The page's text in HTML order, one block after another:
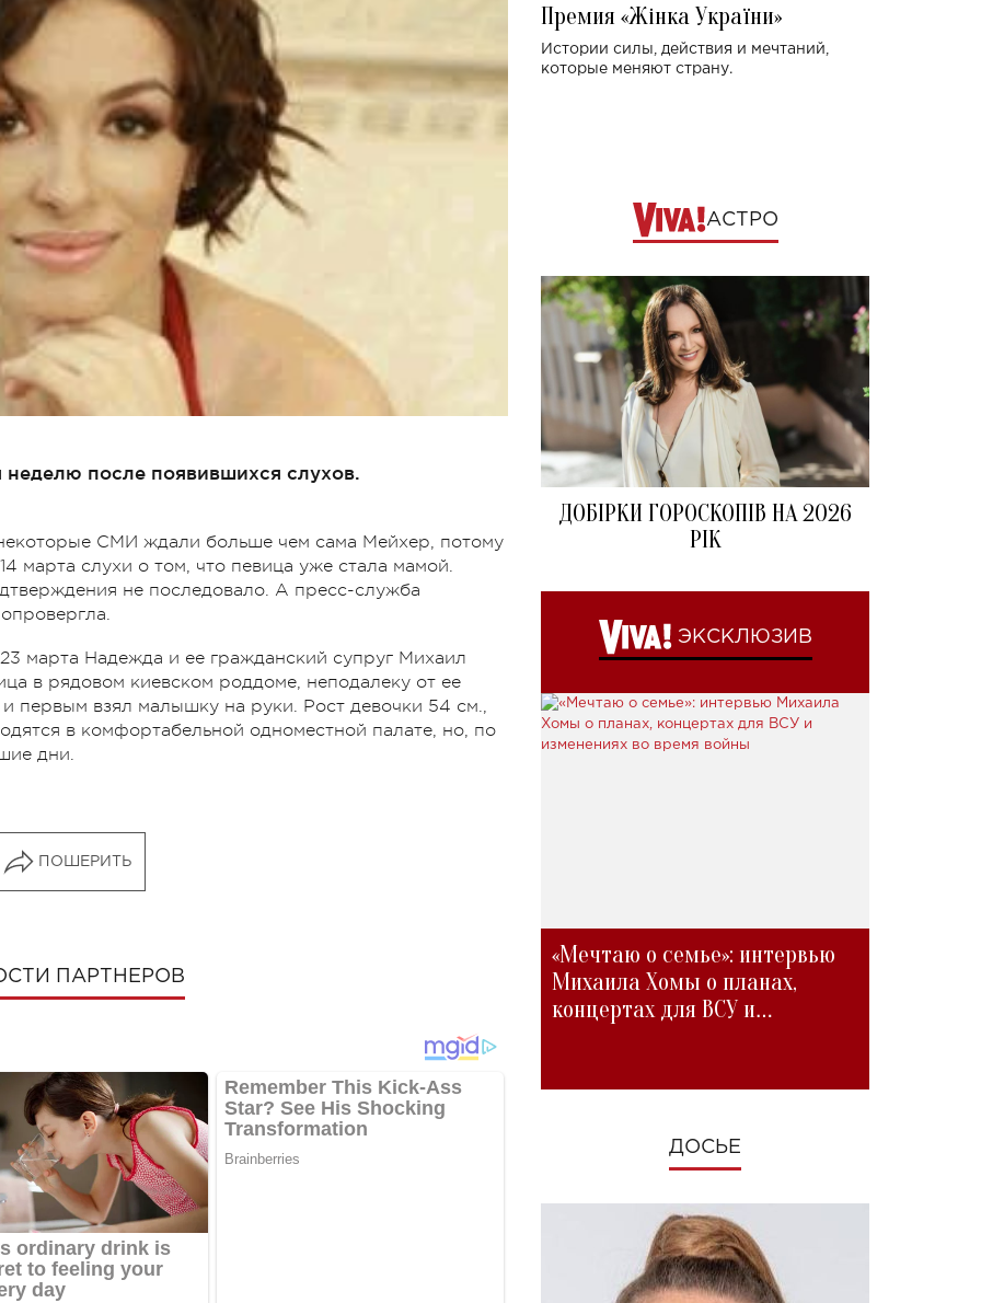
неделю после появившихся слухов.
СМИ ждали больше чем сама Мейхер, потому
марта слухи о том, что певица уже стала мамой.
не последовало. А пресс-служба
марта Надежда и ее гражданский супруг Михаил
в рядовом киевском роддоме, неподалеку от ее
первым взял малышку на руки. Рост девочки 54 см.,
в комфортабельной одноместной палате, но, по
дни.
ПОШЕРИТЬ
ПАРТНЕРОВ
Премия «Жінка України»
Истории силы, действия и мечтаний,
которые меняют страну.
АСТРО
ДОБІРКИ ГОРОСКОПІВ НА 2026
РІК
ЭКСКЛЮЗИВ
«Мечтаю о семье»: интервью
Михаила Хомы о планах,
концертах для ВСУ и
ДОСЬЕ